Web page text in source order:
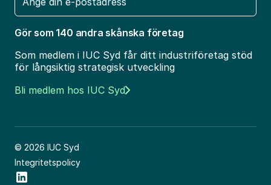
post
Gör som 140 andra skånska företag
Som medlem i IUC Syd får ditt industriföretag stöd
för långsiktig strategisk utveckling
Bli medlem hos IUC Syd
© 2026 IUC Syd
Integritetspolicy
Social Icon